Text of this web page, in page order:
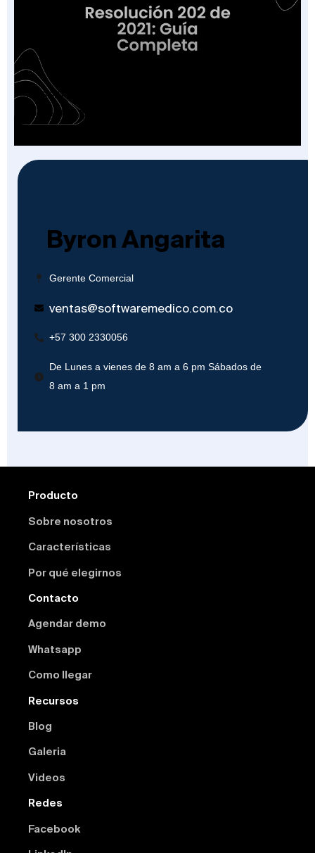
Resolución 202 de 2021: Guía Completa para
el Sector Salud en Colombia
Byron Angarita
Gerente Comercial
ventas@softwaremedico.com.co
+57 300 2330056
De Lunes a vienes de 8 am a 6 pm Sábados de
8 am a 1 pm
Producto
Sobre nosotros
Características
Por qué elegirnos
Contacto
Agendar demo
Whatsapp
Como llegar
Recursos
Blog
Galeria
Videos
Redes
Facebook